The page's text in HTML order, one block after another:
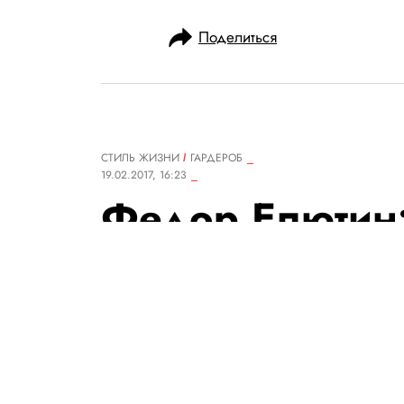
Поделиться
СТИЛЬ ЖИЗНИ
ГАРДЕРОБ
19.02.2017, 16:23
Федор